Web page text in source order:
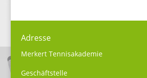
Adresse
Merkert Tennisakademie
Geschäftstelle